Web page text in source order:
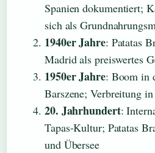
Spanien dokumentiert;
sich als
1940er Jahre: Patatas
Madrid als preiswertes
1950er Jahre: Boom in
Barszene; Verbreitung
20. Jahrhundert:
Tapas-Kultur; Patatas
und Übersee